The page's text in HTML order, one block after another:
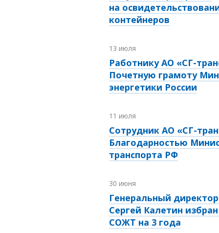
на
контейнеров
13 июля
Работнику АО «СГ-
Почетную грамоту
энергетики России
11 июля
Сотрудник АО «СГ-
Благодарностью
транспорта РФ
30 июня
Генеральный
Сергей Калетин
СОЖТ на 3 года